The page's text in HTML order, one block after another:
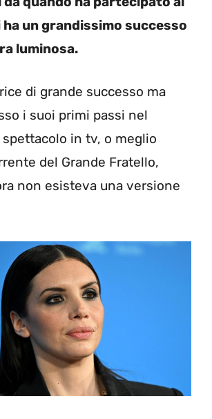
un grandissimo successo
luminosa.
di grande successo ma
i suoi primi passi nel
in tv, o meglio
del Grande Fratello,
non esisteva una versione